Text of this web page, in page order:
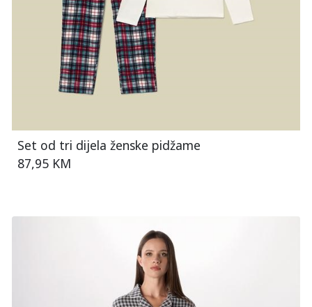
Set od tri dijela ženske pidžame
87,95 KM